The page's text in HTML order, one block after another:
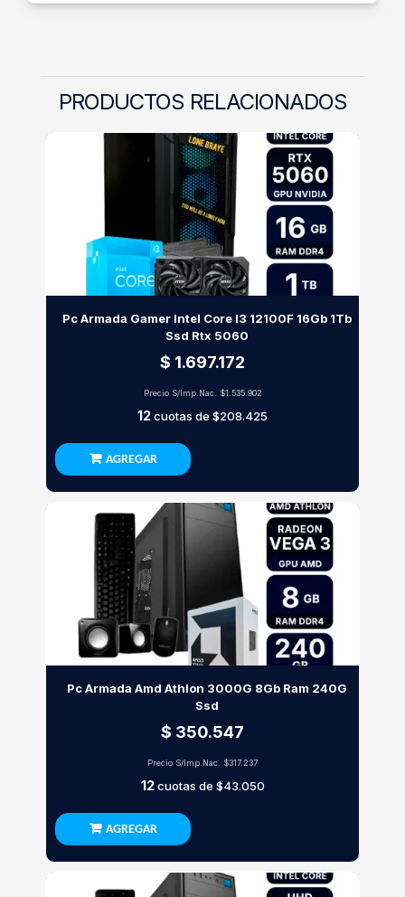
PRODUCTOS RELACIONADOS
Pc Armada Gamer Intel Core I3 12100F 16Gb 1Tb
Ssd Rtx 5060
$ 1.697.172
Precio S/Imp.Nac. $1.535.902
12cuotas de $208.425
AGREGAR
Pc Armada Amd Athlon 3000G 8Gb Ram 240G
Ssd
$ 350.547
Precio S/Imp.Nac. $317.237
12cuotas de $43.050
AGREGAR